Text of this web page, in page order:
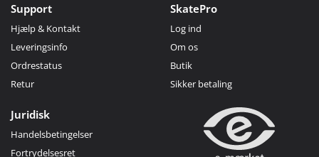
Support
Hjælp & Kontakt
Leveringsinfo
Ordrestatus
Retur
SkatePro
Log ind
Om os
Butik
Sikker betaling
Juridisk
Handelsbetingelser
Fortrydelsesret